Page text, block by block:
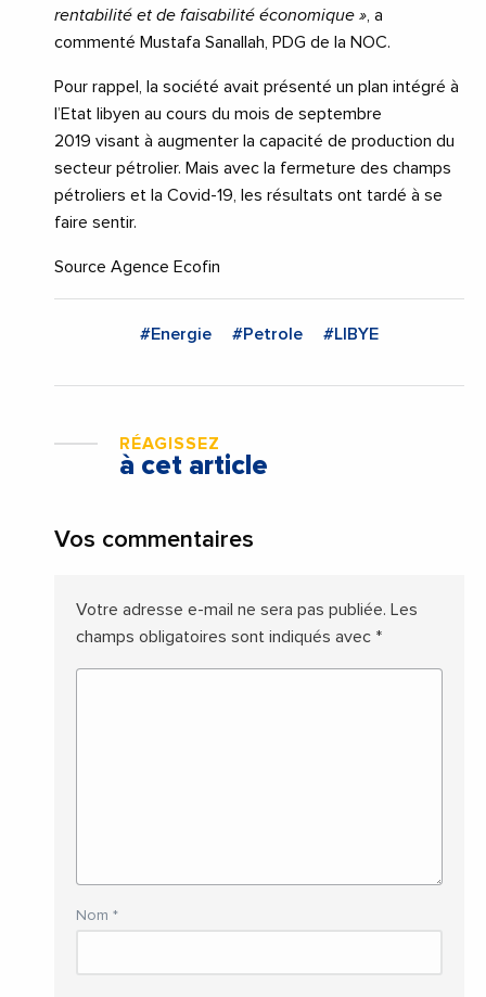
rentabilité et de faisabilité économique » , a
commenté Mustafa Sanallah, PDG de la NOC.
Pour rappel, la société avait présenté un plan intégré à
l’Etat libyen au cours du mois de septembre
2019 visant à augmenter la capacité de production du
secteur pétrolier. Mais avec la fermeture des champs
pétroliers et la Covid-19, les résultats ont tardé à se
faire sentir.
Source Agence Ecofin
#Energie #Petrole #LIBYE
RÉAGISSEZ
à cet article
Vos commentaires
Votre adresse e-mail ne sera pas publiée. Les
champs obligatoires sont indiqués avec *
Nom *